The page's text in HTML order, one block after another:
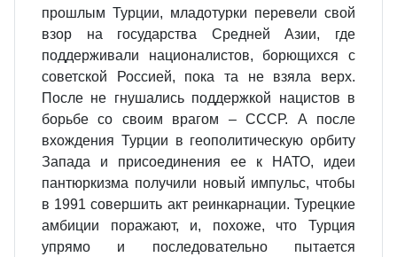
прошлым Турции, младотурки перевели свой
взор на государства Средней Азии, где
поддерживали националистов, борющихся с
советской Россией, пока та не взяла верх.
После не гнушались поддержкой нацистов в
борьбе со своим врагом – СССР. А после
вхождения Турции в геополитическую орбиту
Запада и присоединения ее к НАТО, идеи
пантюркизма получили новый импульс, чтобы
в 1991 совершить акт реинкарнации. Турецкие
амбиции поражают, и, похоже, что Турция
упрямо и последовательно пытается